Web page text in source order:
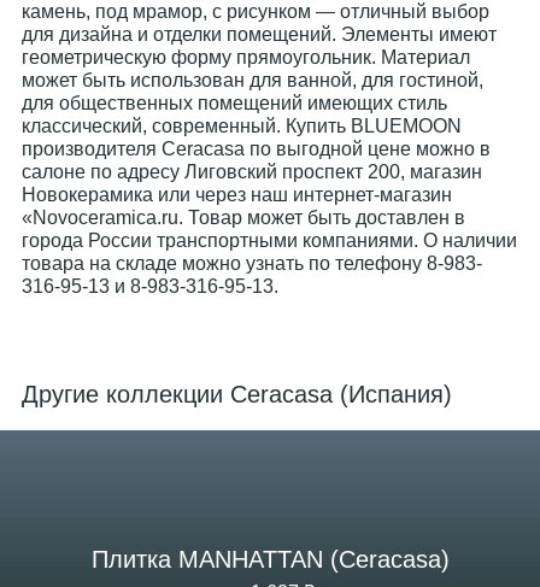
камень, под мрамор, с рисунком — отличный выбор
для дизайна и отделки помещений. Элементы имеют
геометрическую форму прямоугольник. Материал
может быть использован для ванной, для гостиной,
для общественных помещений имеющих стиль
классический, современный. Купить BLUEMOON
производителя Ceracasa по выгодной цене можно в
салоне по адресу Лиговский проспект 200, магазин
Новокерамика или через наш интернет-магазин
«Novoceramica.ru. Товар может быть доставлен в
города России транспортными компаниями. О наличии
товара на складе можно узнать по телефону 8-983-
316-95-13 и 8-983-316-95-13.
Другие коллекции Ceracasa (Испания)
Плитка MANHATTAN (Ceracasa)